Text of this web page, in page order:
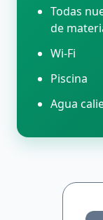
Todas
de
Wi-Fi
Piscina
Agua